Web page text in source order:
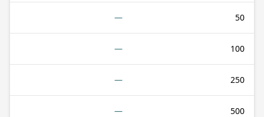
50
—
100
—
250
—
500
—